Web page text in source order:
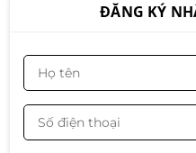
ĐĂNG KÝ
Máy
Liên